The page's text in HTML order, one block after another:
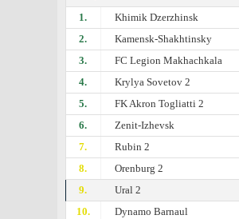
1.
Khimik Dzerzhinsk
2.
Kamensk-Shakhtinsky
3.
FC Legion Makhachkala
4.
Krylya Sovetov 2
5.
FK Akron Togliatti 2
6.
Zenit-Izhevsk
7.
Rubin 2
8.
Orenburg 2
9.
Ural 2
10.
Dynamo Barnaul